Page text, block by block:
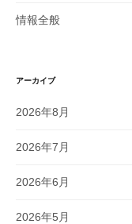
情報全般
アーカイブ
2026年8月
2026年7月
2026年6月
2026年5月